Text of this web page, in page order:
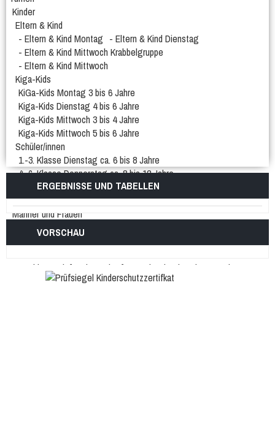
Kinder
Eltern & Kind
- Eltern & Kind Montag - Eltern & Kind Dienstag
- Eltern & Kind Mittwoch Krabbelgruppe
- Eltern & Kind Mittwoch
Kiga-Kids
KiGa-Kids Montag 3 bis 6 Jahre
Kiga-Kids Dienstag 4 bis 6 Jahre
Kiga-Kids Mittwoch 3 bis 4 Jahre
Kiga-Kids Mittwoch 5 bis 6 Jahre
Schüler/innen
1.-3. Klasse Dienstag ca. 6 bis 8 Jahre
4.-6. Klasse Donnerstag ca. 8 bis 12 Jahre
1.-2. Klasse Freitag ca. 6 bis 8 Jahre
Jugendliche
Männer und Frauen
Frauengymnastik
Aerobic
Bodyforming Fit after work Fit Mix
Fitness-Mix
Gymnastik im Sitzen Hocker-Gymnastik Wasser-Gymnastik
ERGEBNISSE UND TABELLEN
VORSCHAU